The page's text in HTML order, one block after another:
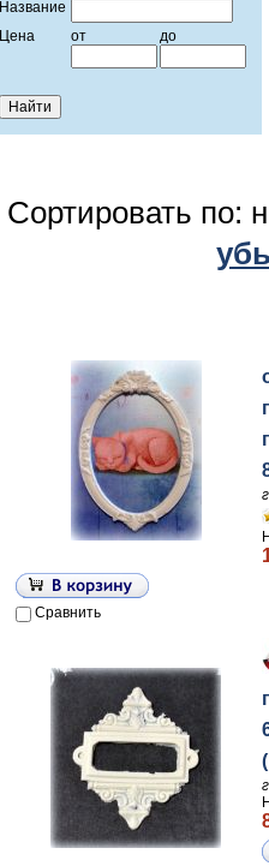
Название
Цена
от до
Сортировать по:
Сравнить